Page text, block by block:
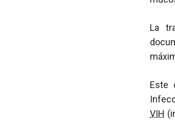
La
Este
VIH